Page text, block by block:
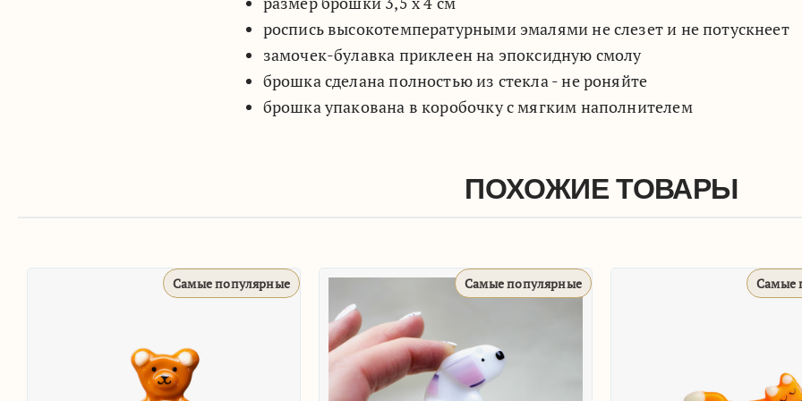
роспись высокотемпературными эмалями не слезет и не потускнеет
замочек-булавка приклеен на эпоксидную смолу
брошка сделана полностью из стекла - не роняйте
брошка упакована в коробочку с мягким наполнителем
ПОХОЖИЕ ТОВАРЫ
Самые популярные Самые популярные